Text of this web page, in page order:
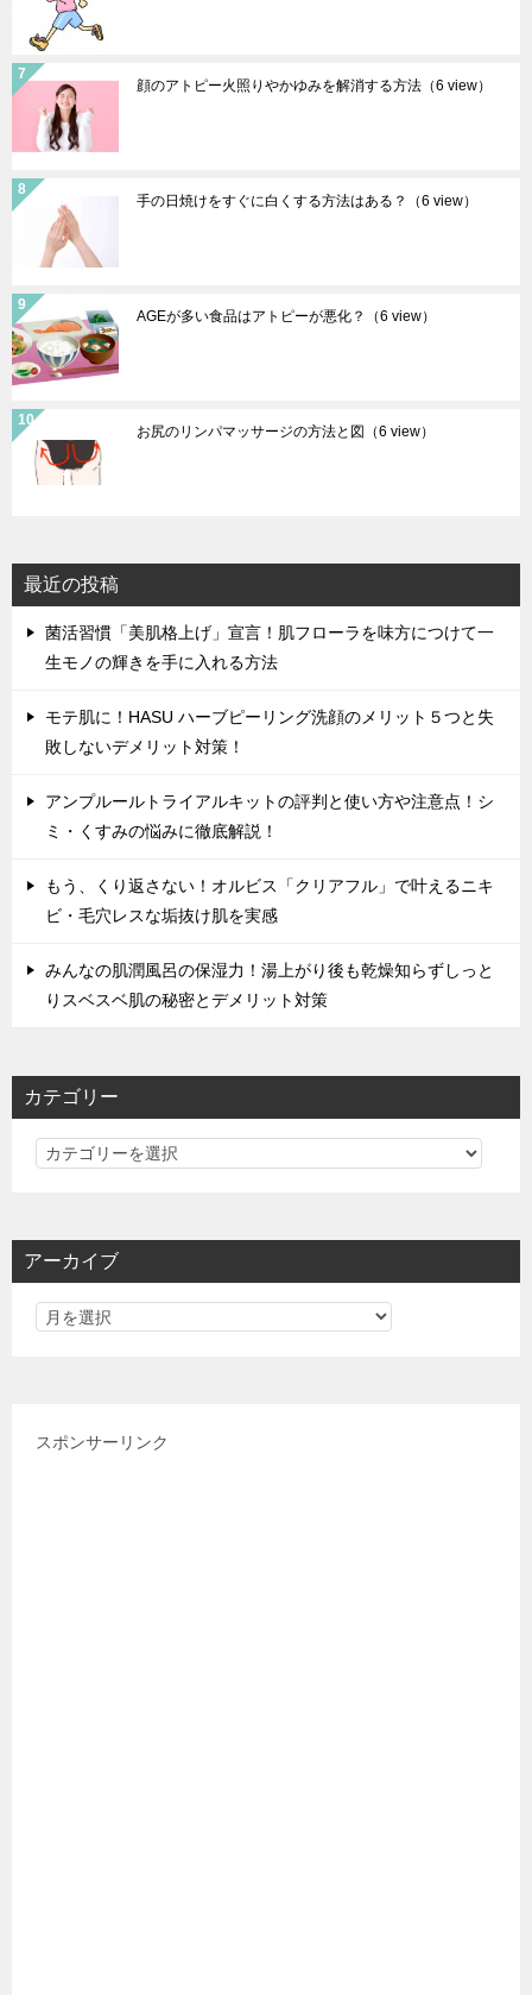
顔のアトピー火照りやかゆみを解消する方法 （6 view）
手の日焼けをすぐに白くする方法はある？ （6 view）
AGEが多い食品はアトピーが悪化？ （6 view）
お尻のリンパマッサージの方法と図 （6 view）
最近の投稿
菌活習慣「美肌格上げ」宣言！肌フローラを味方につけて一
生モノの輝きを手に入れる方法
モテ肌に！HASU ハーブピーリング洗顔のメリット５つと失
敗しないデメリット対策！
アンプルールトライアルキットの評判と使い方や注意点！シ
ミ・くすみの悩みに徹底解説！
もう、くり返さない！オルビス「クリアフル」で叶えるニキ
ビ・毛穴レスな垢抜け肌を実感
みんなの肌潤風呂の保湿力！湯上がり後も乾燥知らずしっと
りスベスベ肌の秘密とデメリット対策
カテゴリー
カ
リ
アーカイブ
スポンサーリンク